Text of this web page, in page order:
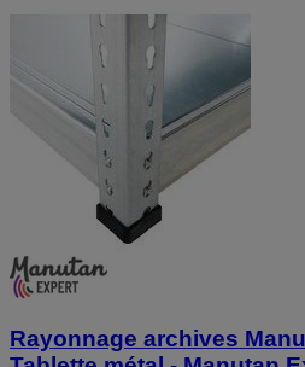
Rayonnage archives